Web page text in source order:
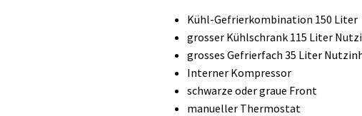
Kühl-Gefrierkombination 150 Liter
grosser Kühlschrank 115 Liter
grosses Gefrierfach 35 Liter
Interner Kompressor
schwarze oder graue Front
manueller Thermostat